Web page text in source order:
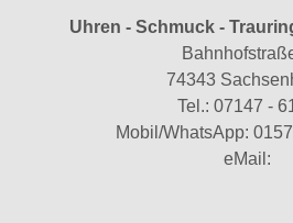
Uhren - Schmuck -
74343
Tel.: 07147 -
Mobil/WhatsApp:
eMail: